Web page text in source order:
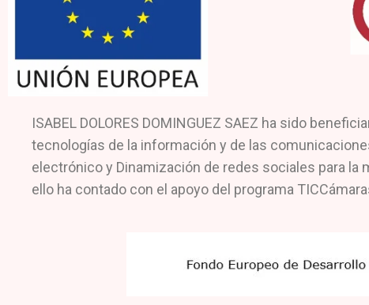
ISABEL DOLORES DOMINGUEZ SAEZ ha sido
tecnologías de la información y de las
electrónico y Dinamización de redes sociales para la
ello ha contado con el apoyo del programa